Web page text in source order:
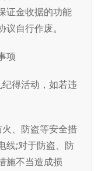
证金收据的功能
自行作废。
项
得活动，如若违
、防盗等安全措
线;对于防盗、防
施不当造成损